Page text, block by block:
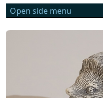
Open side menu